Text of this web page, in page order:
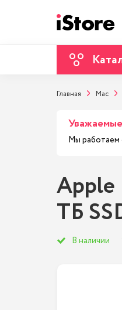
Главная Mac
Мы работаем
Apple
ТБ
В наличии